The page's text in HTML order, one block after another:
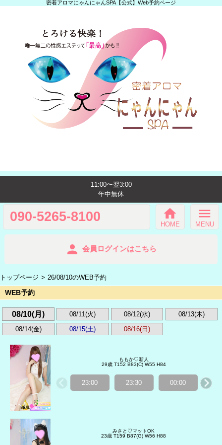
密着アロマにゃんにゃんSPA【公式】Web予約ページ
11:00〜翌3:00
年中無休
090-5265-8100 home
HOME
menu
MENU
person 会員ログインはこちら
トップページ 26/08/10のWEB予約
WEB予約
08/10(月) 08/11(火) 08/12(水) 08/13(木)
08/14(金) 08/15(土) 08/16(日)
ももか♡新人
29歳 T152 B83(C) W55 H84
23:00 23:30 00:00
みさと♡マットOK
23歳 T159 B87(G) W56 H88